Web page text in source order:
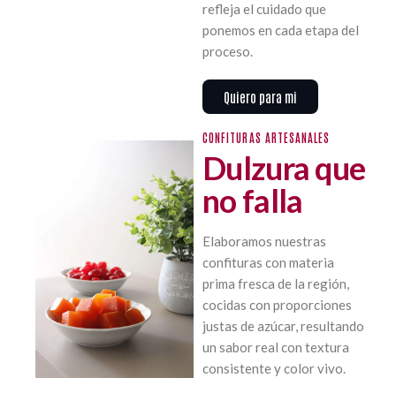
refleja el cuidado que
ponemos en cada etapa del
proceso.
Quiero para mi
CONFITURAS ARTESANALES
Dulzura que
no falla
Elaboramos nuestras
confituras con materia
prima fresca de la región,
cocidas con proporciones
justas de azúcar, resultando
un sabor real con textura
consistente y color vivo.